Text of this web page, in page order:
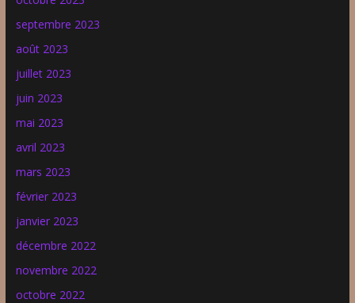
septembre 2023
août 2023
juillet 2023
juin 2023
mai 2023
avril 2023
mars 2023
février 2023
janvier 2023
décembre 2022
novembre 2022
octobre 2022